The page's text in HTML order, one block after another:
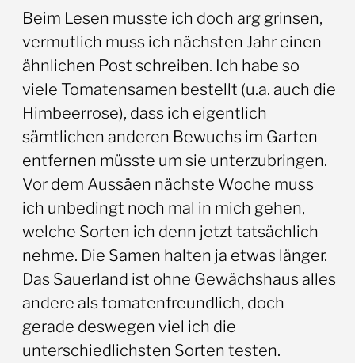
Beim Lesen musste ich doch arg grinsen,
vermutlich muss ich nächsten Jahr einen
ähnlichen Post schreiben. Ich habe so
viele Tomatensamen bestellt (u.a. auch die
Himbeerrose), dass ich eigentlich
sämtlichen anderen Bewuchs im Garten
entfernen müsste um sie unterzubringen.
Vor dem Aussäen nächste Woche muss
ich unbedingt noch mal in mich gehen,
welche Sorten ich denn jetzt tatsächlich
nehme. Die Samen halten ja etwas länger.
Das Sauerland ist ohne Gewächshaus alles
andere als tomatenfreundlich, doch
gerade deswegen viel ich die
unterschiedlichsten Sorten testen.